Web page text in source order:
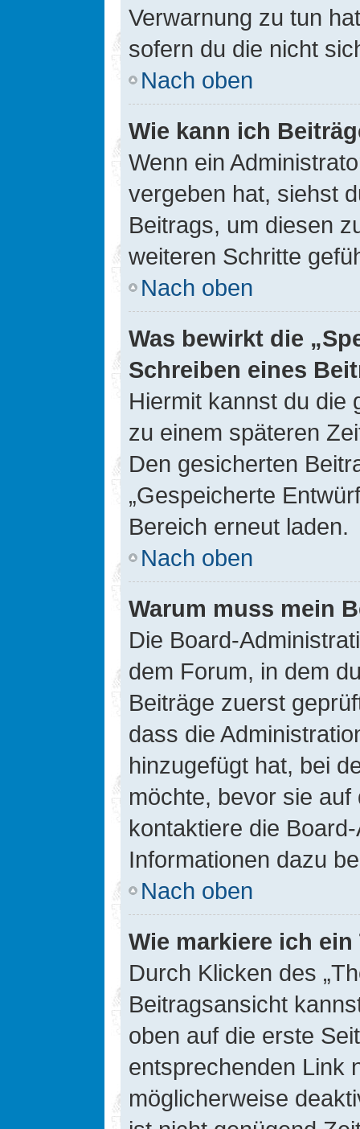
Verwarnung zu tun
sofern du die nicht
Nach oben
Wie kann ich
Wenn ein
vergeben hat, siehst
Beitrags, um diesen
weiteren Schritte
Nach oben
Was bewirkt die
Schreiben eines
Hiermit kannst du die
zu einem späteren
Den gesicherten
„Gespeicherte
Bereich erneut laden.
Nach oben
Warum muss mein
Die Board-
dem Forum, in dem
Beiträge zuerst
dass die
hinzugefügt hat, bei
möchte, bevor sie
kontaktiere die
Informationen dazu
Nach oben
Wie markiere ich
Durch Klicken des
Beitragsansicht
oben auf die erste
entsprechenden Link
möglicherweise